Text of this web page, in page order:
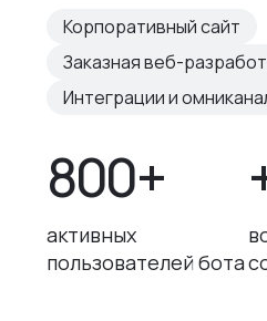
Корпоративный сайт
Заказная веб-
Интеграции и
800+
активных
пользователей бота